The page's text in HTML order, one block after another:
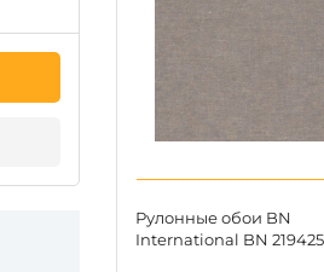
Рулонные обои BN
International BN 219425